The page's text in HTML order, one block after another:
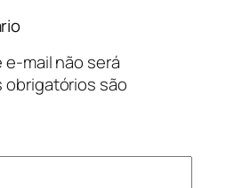
mail não será
obrigatórios são